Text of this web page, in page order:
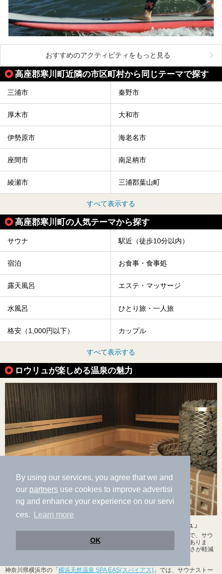
By using our services, you agree that we and
our partners use cookies to improve advertisi
ng and enhance your experience on our servi
ces.
Learn more
OK
おすすめのアクティビティをもっと見る
高座郡寒川町近隣の市区町村から同じテーマで探す
三浦市 秦野市
厚木市 大和市
伊勢原市 海老名市
座間市 南足柄市
綾瀬市 三浦郡葉山町
すべて表示する
高座郡寒川町の人気テーマから探す
サウナ 駅近（徒歩10分以内）
宿泊 お食事・食事処
露天風呂 エステ・マッサージ
水風呂 ひとり旅・一人旅
格安（1,000円以下） カップル
すべて表示する
ロウリュが楽しめる温泉の魅力
中温高湿で一気に発汗！ デトックス効果が期待できる「ロウリュ」
「ロウリュ」は、フィンランドに古くから伝わるサウナ入浴法の一つで、サウ
ナストーンに水をかけて水蒸気を発生させて発汗を促進させる効果がありま
す。ロウリュは80℃以下の中温高湿のため、肌のピリピリ感や息苦しさが軽減
神奈川県横浜市の「 横浜天然温泉 SPA EAS(スパイアス) 」では、サウナストー